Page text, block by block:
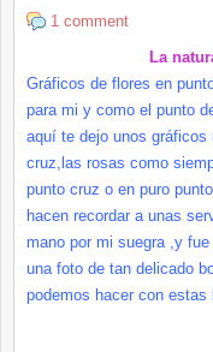
1 comment
La
Gráficos de flores en
para mi y como el punto
aquí te dejo unos
cruz,las rosas como
punto cruz o en puro
hacen recordar a unas
mano por mi suegra ,y
una foto de tan delicado
podemos hacer con estas